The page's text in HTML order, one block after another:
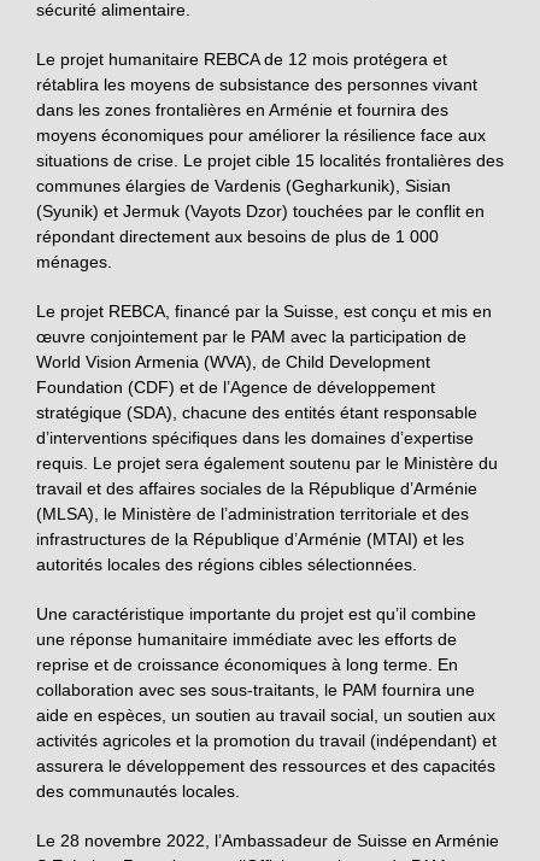
sécurité alimentaire.
Le projet humanitaire REBCA de 12 mois protégera et
rétablira les moyens de subsistance des personnes vivant
dans les zones frontalières en Arménie et fournira des
moyens économiques pour améliorer la résilience face aux
situations de crise. Le projet cible 15 localités frontalières des
communes élargies de Vardenis (Gegharkunik), Sisian
(Syunik) et Jermuk (Vayots Dzor) touchées par le conflit en
répondant directement aux besoins de plus de 1 000
ménages.
Le projet REBCA, financé par la Suisse, est conçu et mis en
œuvre conjointement par le PAM avec la participation de
World Vision Armenia (WVA), de Child Development
Foundation (CDF) et de l’Agence de développement
stratégique (SDA), chacune des entités étant responsable
d’interventions spécifiques dans les domaines d’expertise
requis. Le projet sera également soutenu par le Ministère du
travail et des affaires sociales de la République d’Arménie
(MLSA), le Ministère de l’administration territoriale et des
infrastructures de la République d’Arménie (MTAI) et les
autorités locales des régions cibles sélectionnées.
Une caractéristique importante du projet est qu’il combine
une réponse humanitaire immédiate avec les efforts de
reprise et de croissance économiques à long terme. En
collaboration avec ses sous-traitants, le PAM fournira une
aide en espèces, un soutien au travail social, un soutien aux
activités agricoles et la promotion du travail (indépendant) et
assurera le développement des ressources et des capacités
des communautés locales.
Le 28 novembre 2022, l’Ambassadeur de Suisse en Arménie